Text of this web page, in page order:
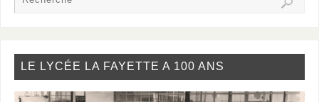
LE LYCÉE LA FAYETTE A 100 ANS